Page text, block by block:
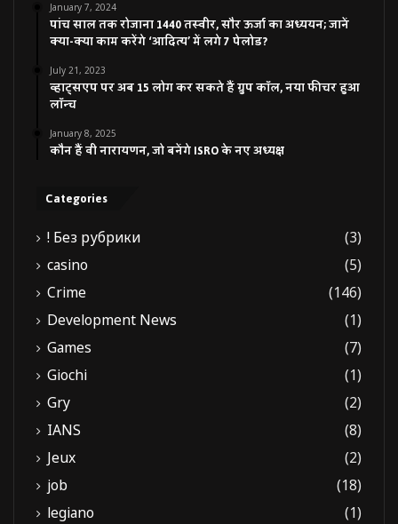
January 7, 2024
पांच साल तक रोजाना 1440 तस्वीर, सौर ऊर्जा का अध्ययन; जानें
क्या-क्या काम करेंगे ‘आदित्य’ में लगे 7 पेलोड?
July 21, 2023
व्हाट्सएप पर अब 15 लोग कर सकते हैं ग्रुप कॉल, नया फीचर हुआ
लॉन्च
January 8, 2025
कौन हैं वी नारायणन, जो बनेंगे ISRO के नए अध्यक्ष
Categories
! Без рубрики
(3)
casino
(5)
Crime
(146)
Development News
(1)
Games
(7)
Giochi
(1)
Gry
(2)
IANS
(8)
Jeux
(2)
job
(18)
legiano
(1)